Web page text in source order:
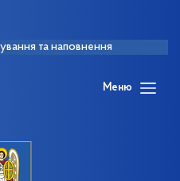
та наповнення
Меню